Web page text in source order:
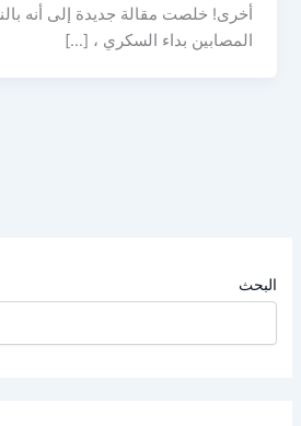
البحث
أخرى! خلصت مقالة جديدة إلى أنه
المصابين بداء السكري ، […]